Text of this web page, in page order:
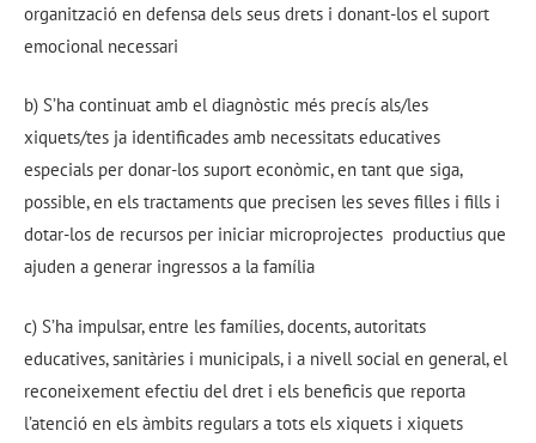
organització en defensa dels seus drets i donant-los el suport
emocional necessari
b) S’ha continuat amb el diagnòstic més precís als/les
xiquets/tes ja identificades amb necessitats educatives
especials per donar-los suport econòmic, en tant que siga,
possible, en els tractaments que precisen les seves filles i fills i
dotar-los de recursos per iniciar microprojectes productius que
ajuden a generar ingressos a la família
c) S’ha impulsar, entre les famílies, docents, autoritats
educatives, sanitàries i municipals, i a nivell social en general, el
reconeixement efectiu del dret i els beneficis que reporta
l’atenció en els àmbits regulars a tots els xiquets i xiquets